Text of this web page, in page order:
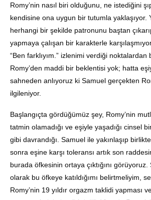
Romy’nin nasıl biri olduğunu, ne istediğini
kendisine ona uygun bir tutumla yaklaşıyor.
herhangi bir şekilde patronunu baştan
yapmaya çalışan bir karakterle
“Ben farklıyım.” izlenimi verdiği noktalardan
Romy’den maddi bir beklentisi yok; hatta
sahneden anlıyoruz ki Samuel gerçekten
ilgileniyor.
Başlangıçta gördüğümüz şey, Romy’nin
tatmin olamadığı ve eşiyle yaşadığı cinsel
gibi davrandığı. Samuel ile yakınlaşıp
sonra eşine karşı toleransı artık son
burada öfkesinin ortaya çıktığını
olarak bu öfkeye katıldığımı belirtmeliyim,
Romy’nin 19 yıldır orgazm taklidi yapması